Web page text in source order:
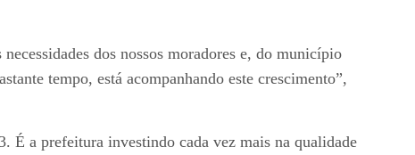
dos nossos moradores e, do município
tempo, está acompanhando este crescimento”,
É a prefeitura investindo cada vez mais na qualidade